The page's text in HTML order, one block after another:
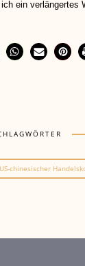
ein verlängertes
US-chinesischer